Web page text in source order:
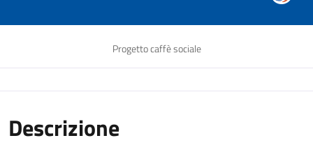
Progetto caffè sociale
Descrizione